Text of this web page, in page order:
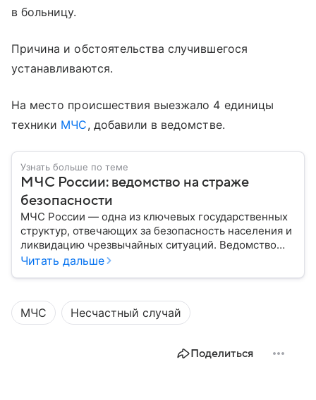
в больницу.
Причина и обстоятельства случившегося
устанавливаются.
На место происшествия выезжало 4 единицы
техники МЧС, добавили в ведомстве.
Узнать больше по теме
МЧС России: ведомство на страже
безопасности
МЧС России — одна из ключевых государственных
структур, отвечающих за безопасность населения и
ликвидацию чрезвычайных ситуаций. Ведомство
играет важную роль в защите граждан от
представляет собой МЧС, как оно устроено, какие
задачи выполняет и какую роль играет в
современной России.
Читать дальше
МЧС Несчастный случай
Поделиться